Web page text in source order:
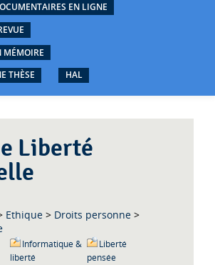
EN LIGNE
MÉMOIRE
THÈSE
HAL
Liberté
Ethique > Droits personne >
Informatique &
liberté
Liberté
pensée